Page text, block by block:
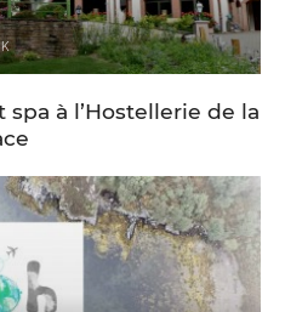
à l’Hostellerie de la